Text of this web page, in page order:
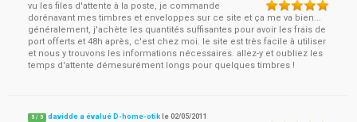
vu les files d'attente à la poste, je commande
dorénavant mes timbres et enveloppes sur ce site et ça me va bien...
généralement, j'achète les quantités suffisantes pour avoir les frais de
port offerts et 48h après, c'est chez moi. le site est très facile à utiliser
et nous y trouvons les informations nécessaires. allez-y et oubliez les
temps d'attente démesurément longs pour quelques timbres !
5 / 5 davidde a évalué D-home-otik le02/05/2011